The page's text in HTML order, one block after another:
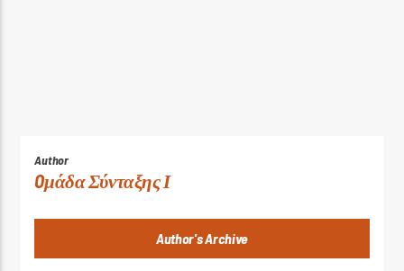
Author
Oμάδα Σύνταξης Ι
Author's Archive